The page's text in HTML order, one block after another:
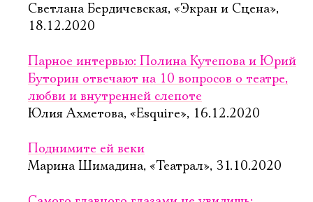
Светлана Бердичевская, «Экран и Сцена»,
18.12.2020
Парное интервью: Полина Кутепова и Юрий
Буторин отвечают на 10 вопросов о театре,
любви и внутренней слепоте
Юлия Ахметова, «Esquire», 16.12.2020
Поднимите ей веки
Марина Шимадина, «Театрал», 31.10.2020